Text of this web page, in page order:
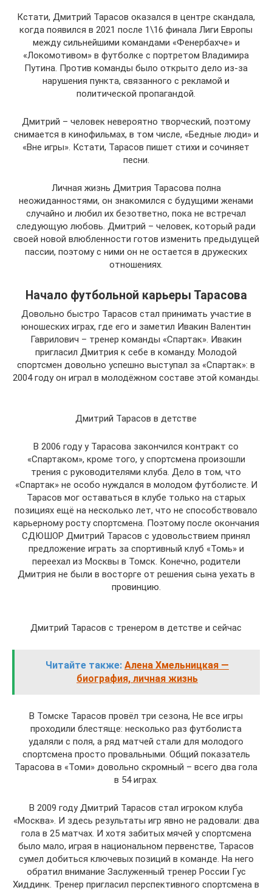
Кстати, Дмитрий Тарасов оказался в центре скандала,
когда появился в 2021 после 1\16 финала Лиги Европы
между сильнейшими командами «Фенербахче» и
«Локомотивом» в футболке с портретом Владимира
Путина. Против команды было открыто дело из-за
нарушения пункта, связанного с рекламой и
политической пропагандой.
Дмитрий – человек невероятно творческий, поэтому
снимается в кинофильмах, в том числе, «Бедные люди» и
«Вне игры». Кстати, Тарасов пишет стихи и сочиняет
песни.
Личная жизнь Дмитрия Тарасова полна
неожиданностями, он знакомился с будущими женами
случайно и любил их безответно, пока не встречал
следующую любовь. Дмитрий – человек, который ради
своей новой влюбленности готов изменить предыдущей
пассии, поэтому с ними он не остается в дружеских
отношениях.
Начало футбольной карьеры Тарасова
Довольно быстро Тарасов стал принимать участие в
юношеских играх, где его и заметил Ивакин Валентин
Гаврилович – тренер команды «Спартак». Ивакин
пригласил Дмитрия к себе в команду. Молодой
спортсмен довольно успешно выступал за «Спартак»: в
2004 году он играл в молодёжном составе этой команды.
Дмитрий Тарасов в детстве
В 2006 году у Тарасова закончился контракт со
«Спартаком», кроме того, у спортсмена произошли
трения с руководителями клуба. Дело в том, что
«Спартак» не особо нуждался в молодом футболисте. И
Тарасов мог оставаться в клубе только на старых
позициях ещё на несколько лет, что не способствовало
карьерному росту спортсмена. Поэтому после окончания
СДЮШОР Дмитрий Тарасов с удовольствием принял
предложение играть за спортивный клуб «Томь» и
переехал из Москвы в Томск. Конечно, родители
Дмитрия не были в восторге от решения сына уехать в
провинцию.
Дмитрий Тарасов с тренером в детстве и сейчас
Читайте также: Алена Хмельницкая —
биография, личная жизнь
В Томске Тарасов провёл три сезона, Не все игры
проходили блестяще: несколько раз футболиста
удаляли с поля, а ряд матчей стали для молодого
спортсмена просто провальными. Общий показатель
Тарасова в «Томи» довольно скромный – всего два гола
в 54 играх.
В 2009 году Дмитрий Тарасов стал игроком клуба
«Москва». И здесь результаты игр явно не радовали: два
гола в 25 матчах. И хотя забитых мячей у спортсмена
было мало, играя в национальном первенстве, Тарасов
сумел добиться ключевых позиций в команде. На него
обратил внимание Заслуженный тренер России Гус
Хиддинк. Тренер пригласил перспективного спортсмена в